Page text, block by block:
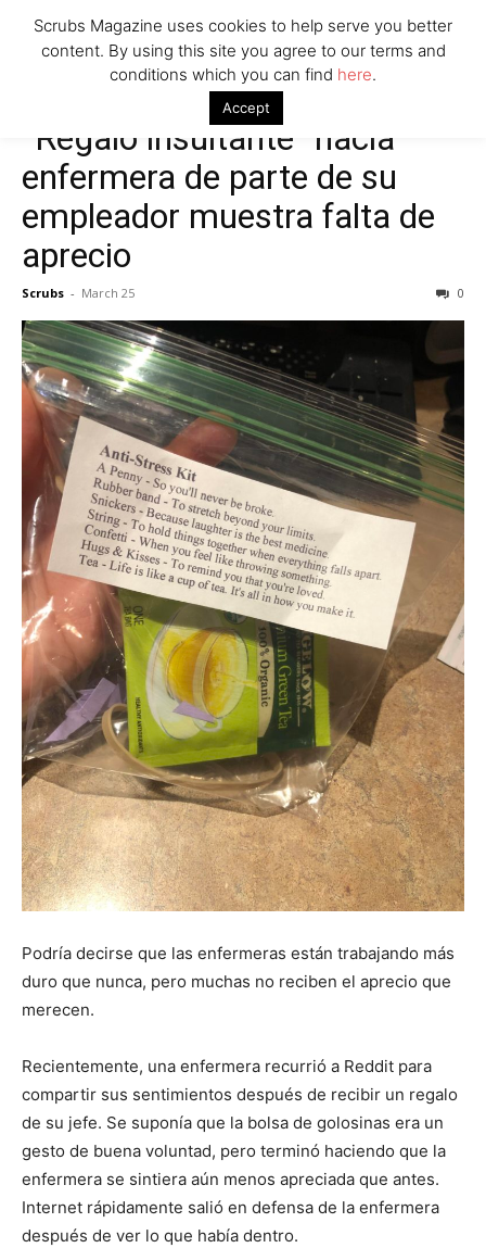
“Regalo insultante” hacia
enfermera de parte de su
empleador muestra falta de
aprecio
Scrubs - March 25 0
Podría decirse que las enfermeras están trabajando más
duro que nunca, pero muchas no reciben el aprecio que
merecen.
Recientemente, una enfermera recurrió a Reddit para
compartir sus sentimientos después de recibir un regalo
de su jefe. Se suponía que la bolsa de golosinas era un
gesto de buena voluntad, pero terminó haciendo que la
enfermera se sintiera aún menos apreciada que antes.
Internet rápidamente salió en defensa de la enfermera
después de ver lo que había dentro.
Scrubs Magazine uses cookies to help serve you better
content. By using this site you agree to our terms and
conditions which you can find here.
Accept